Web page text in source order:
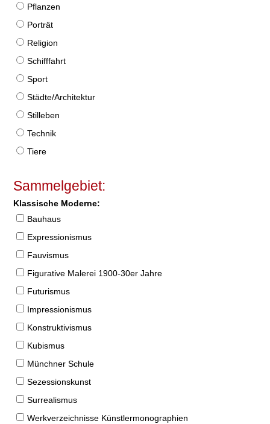
Pflanzen
Porträt
Religion
Schifffahrt
Sport
Städte/Architektur
Stilleben
Technik
Tiere
Sammelgebiet:
Klassische Moderne:
Bauhaus
Expressionismus
Fauvismus
Figurative Malerei 1900-30er Jahre
Futurismus
Impressionismus
Konstruktivismus
Kubismus
Münchner Schule
Sezessionskunst
Surrealismus
Werkverzeichnisse Künstlermonographien